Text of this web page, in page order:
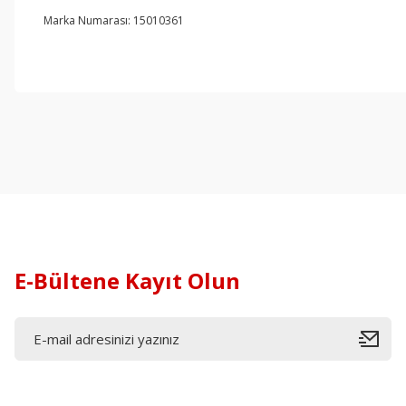
Marka Numarası: 15010361
E-Bültene Kayıt Olun